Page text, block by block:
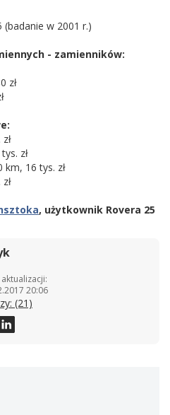
(badanie w 2001 r.)
- zamienników:
zł
zł
km, 16 tys. zł
, użytkownik Rovera 25
20:06
(21)